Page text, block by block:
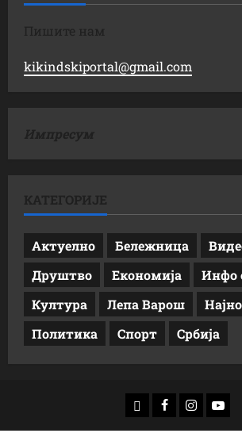
Пишите нам
kikindskiportal@gmail.com
Импресум
КАТЕГОРИЈЕ
Актуелно Бележница
Друштво
Економија
Инфо
Култура
Лепа Варош
Политика
Спорт Србија
доwнлоад
Фацебоок
Инстаграм